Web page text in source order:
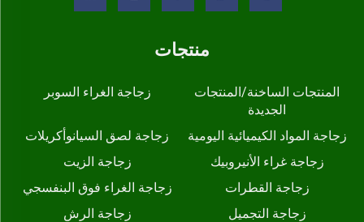
منتجات
المنتجات الساخنة/المنتجات
الجديدة
زجاجة الغراء السوبر
زجاجة المواد الكيميائية اليومية
زجاجة لصق السيانوأكريلات
زجاجة غراء الأنيروبيك
زجاجة الزيت
زجاجة القطرات
زجاجة الغراء فوق البنفسجي
زجاجة التجميل
زجاجة الرش